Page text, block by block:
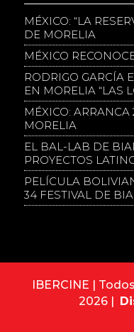
MÉXICO: “LA
DE MORELIA
MÉXICO
RODRIGO GARCÍA
EN MORELIA “LAS
MÉXICO:
MORELIA
EL BAL-LAB DE
PROYECTOS
PELÍCULA
34 FESTIVAL DE
IBERCINE |
2026 |